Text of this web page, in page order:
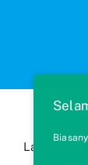
Layanan